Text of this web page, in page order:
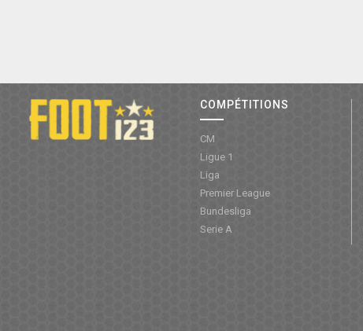
COMPÉTITIONS
CM
Ligue 1
Liga
Premier League
Bundesliga
Serie A